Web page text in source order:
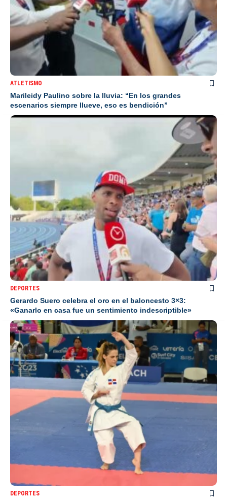
ATLETISMO
Marileidy Paulino sobre la lluvia: “En los grandes
escenarios siempre llueve, eso es bendición”
DEPORTES
Gerardo Suero celebra el oro en el baloncesto 3×3:
«Ganarlo en casa fue un sentimiento indescriptible»
DEPORTES